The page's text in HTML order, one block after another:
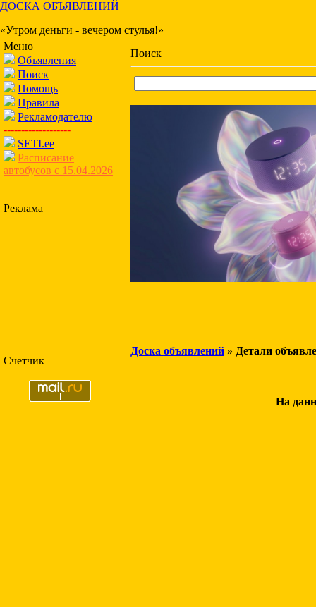
ДОСКА ОБЪЯВЛЕНИЙ
«Утром деньги - вечером стулья!»
Меню
Объявления
Поиск
Помощь
Правила
Рекламодателю
-------------------
SETI.ee
Расписание
автобусов с 15.04.2026
Реклама
Счетчик
Поиск
Доска объявлений » Детали
На